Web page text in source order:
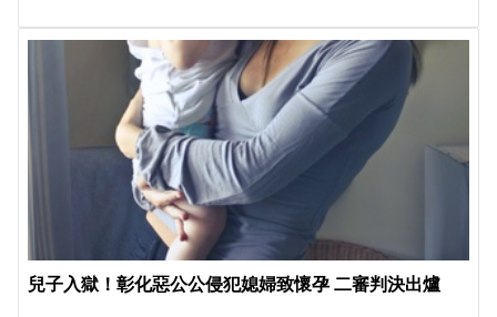
兒子入獄！彰化惡公公侵犯媳婦致懷孕 二審判決出爐